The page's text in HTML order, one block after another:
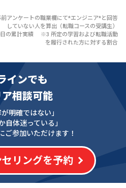
ンケートの職業欄にて*エンジニア*と回答
していない人を算出（転職コースの受講生）
の累計実績 ※3 所定の学習および転職活動
を履行された方に対する割合
インでも
相談可能
が明確ではない」
自体迷っている」
ご参加いただけます！
リングを予約